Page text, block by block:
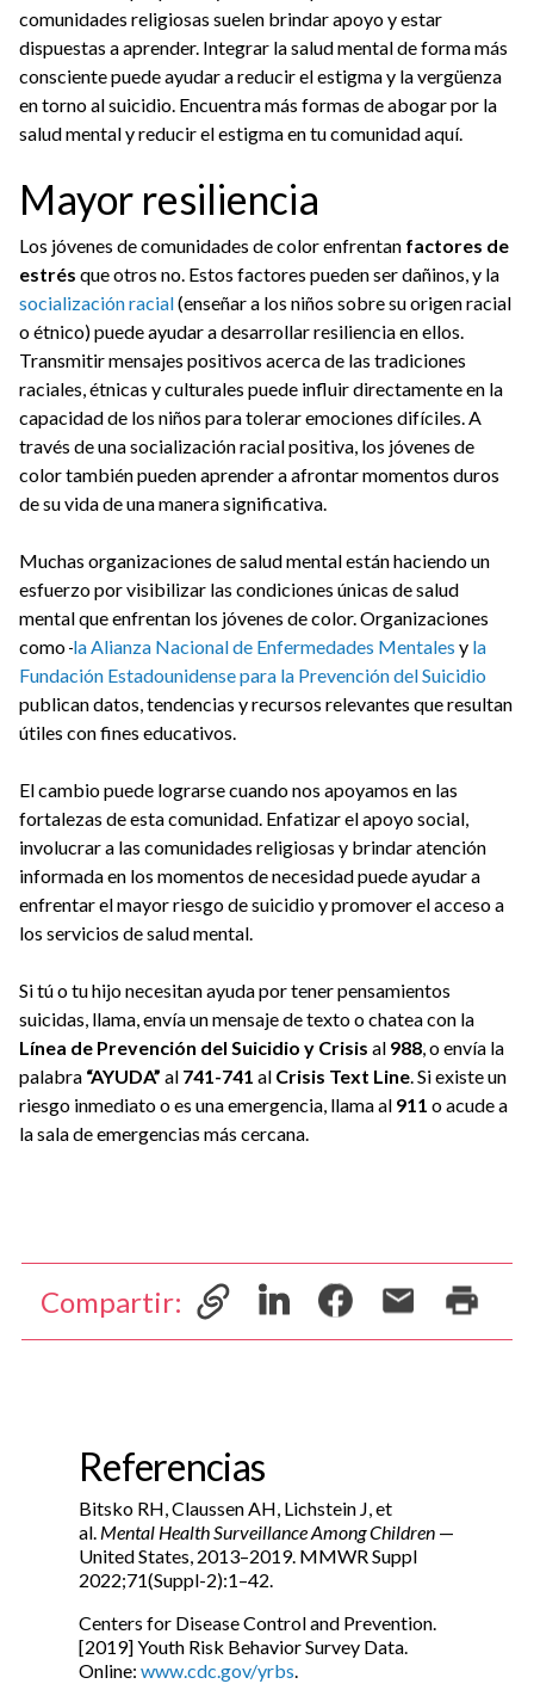
comunidades religiosas suelen brindar apoyo y estar
dispuestas a aprender. Integrar la salud mental de forma más
consciente puede ayudar a reducir el estigma y la vergüenza
en torno al suicidio. Encuentra más formas de abogar por la
salud mental y reducir el estigma en tu comunidad aquí.
Mayor resiliencia
Los jóvenes de comunidades de color enfrentan factores de
estrés que otros no. Estos factores pueden ser dañinos, y la
socialización racial(enseñar a los niños sobre su origen racial
o étnico) puede ayudar a desarrollar resiliencia en ellos.
Transmitir mensajes positivos acerca de las tradiciones
raciales, étnicas y culturales puede influir directamente en la
capacidad de los niños para tolerar emociones difíciles. A
través de una socialización racial positiva, los jóvenes de
color también pueden aprender a afrontar momentos duros
de su vida de una manera significativa.
Muchas organizaciones de salud mental están haciendo un
esfuerzo por visibilizar las condiciones únicas de salud
mental que enfrentan los jóvenes de color. Organizaciones
como la Alianza Nacional de Enfermedades Mentales y la
Fundación Estadounidense para la Prevención del Suicidio
publican datos, tendencias y recursos relevantes que resultan
útiles con fines educativos.
El cambio puede lograrse cuando nos apoyamos en las
fortalezas de esta comunidad. Enfatizar el apoyo social,
involucrar a las comunidades religiosas y brindar atención
informada en los momentos de necesidad puede ayudar a
enfrentar el mayor riesgo de suicidio y promover el acceso a
los servicios de salud mental.
Si tú o tu hijo necesitan ayuda por tener pensamientos
suicidas, llama, envía un mensaje de texto o chatea con la
Línea de Prevención del Suicidio y Crisis al 988, o envía la
palabra “AYUDA” al 741-741 al Crisis Text Line. Si existe un
riesgo inmediato o es una emergencia, llama al 911 o acude a
la sala de emergencias más cercana.
Compartir:
Referencias
Bitsko RH, Claussen AH, Lichstein J, et
al. Mental Health Surveillance Among Children —
United States, 2013–2019. MMWR Suppl
2022;71(Suppl-2):1–42.
Centers for Disease Control and Prevention.
[2019] Youth Risk Behavior Survey Data.
Online: www.cdc.gov/yrbs.